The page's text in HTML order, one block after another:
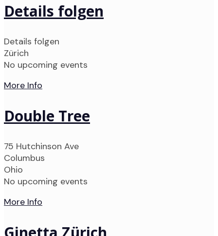
Details folgen
Details folgen
Zürich
No upcoming events
More Info
Double Tree
75 Hutchinson Ave
Columbus
Ohio
No upcoming events
More Info